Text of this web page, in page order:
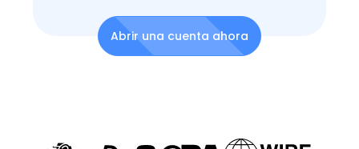
Abrir una cuenta ahora